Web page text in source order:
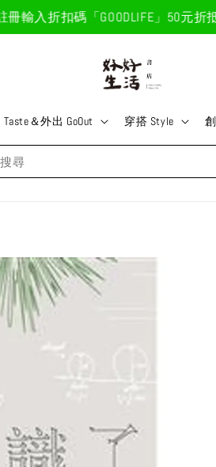
入折扣碼「GOODLIFE」50元折抵消
搜尋
＆外出 GoOut 穿搭 Style